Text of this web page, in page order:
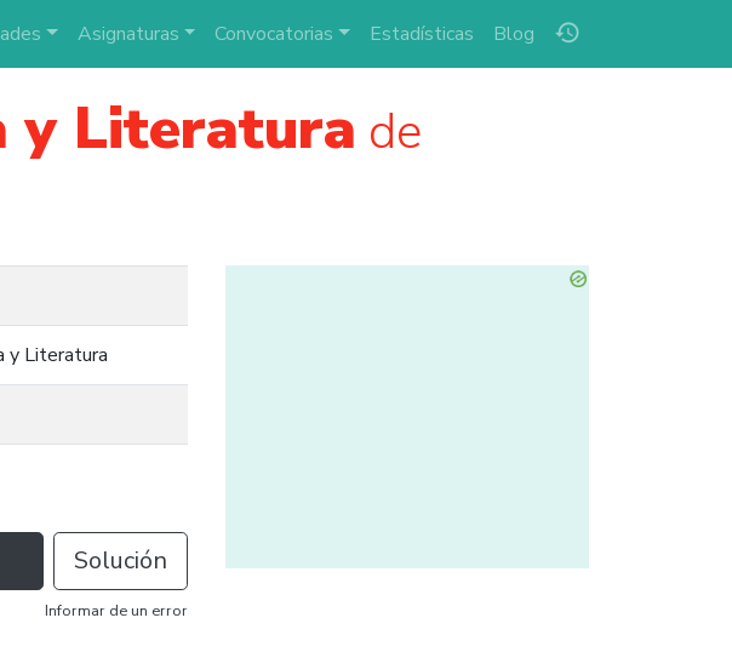
history
Asignaturas Convocatorias Estadísticas Blog
y Literatura de
y Literatura
Solución
Informar de un error